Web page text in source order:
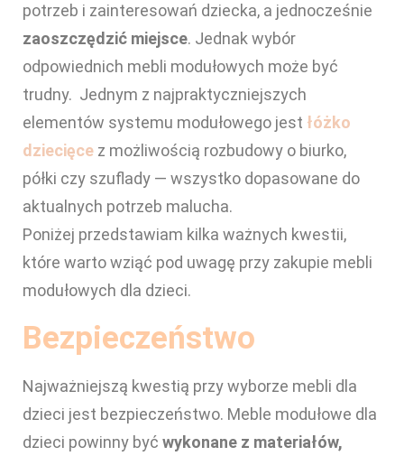
potrzeb i zainteresowań dziecka, a jednocześnie
zaoszczędzić miejsce. Jednak wybór
odpowiednich mebli modułowych może być
trudny. Jednym z najpraktyczniejszych
elementów systemu modułowego jest łóżko
dziecięce z możliwością rozbudowy o biurko,
półki czy szuflady — wszystko dopasowane do
aktualnych potrzeb malucha.
Poniżej przedstawiam kilka ważnych kwestii,
które warto wziąć pod uwagę przy zakupie mebli
modułowych dla dzieci.
Bezpieczeństwo
Najważniejszą kwestią przy wyborze mebli dla
dzieci jest bezpieczeństwo. Meble modułowe dla
dzieci powinny być wykonane z materiałów,